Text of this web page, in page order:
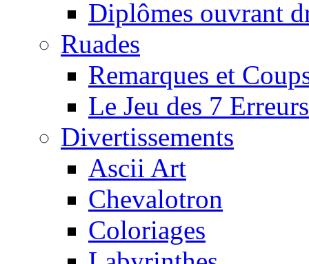
Diplômes ouvrant
Ruades
Remarques et
Le Jeu des 7 Erreurs
Divertissements
Ascii Art
Chevalotron
Coloriages